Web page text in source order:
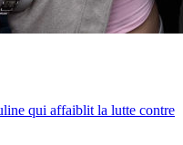
qui affaiblit la lutte contre